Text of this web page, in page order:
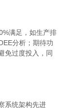
满足，如生产排
分析；期待功
免过度投入，同
系统架构先进